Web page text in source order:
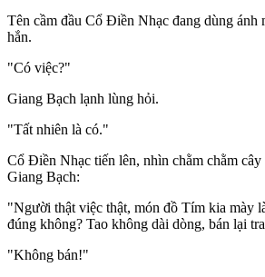
Tên cầm đầu Cổ Điền Nhạc đang dùng ánh
hắn.
"Có việc?"
Giang Bạch lạnh lùng hỏi.
"Tất nhiên là có."
Cổ Điền Nhạc tiến lên, nhìn chằm chằm
Giang Bạch:
"Người thật việc thật, món đồ Tím kia mày
đúng không? Tao không dài dòng, bán lại
"Không bán!"